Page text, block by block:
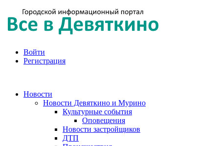
Войти
Регистрация
Новости
Новости Девяткино и Мурино
Культурные события
Оповещения
Новости застройщиков
ДТП